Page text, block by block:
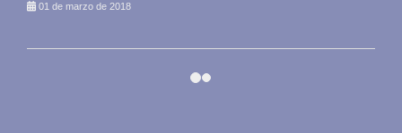
01 de marzo de 2018